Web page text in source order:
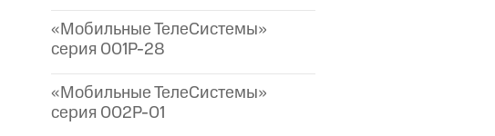
«Мобильные ТелеСистемы»
серия 001P-28
«Мобильные ТелеСистемы»
серия 002P-01